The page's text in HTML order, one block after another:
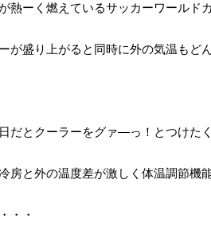
熱ーく燃えているサッカーワールド
が盛り上がると同時に外の気温もど
だとクーラーをグァ―っ！とつけた
房と外の温度差が激しく体温調節機
・・